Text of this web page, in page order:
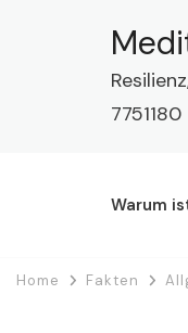
7751180
Warum
Home Fakten